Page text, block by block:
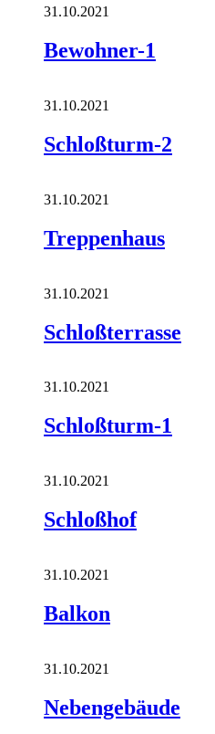
31.10.2021
Bewohner-1
31.10.2021
Schloßturm-2
31.10.2021
Treppenhaus
31.10.2021
Schloßterrasse
31.10.2021
Schloßturm-1
31.10.2021
Schloßhof
31.10.2021
Balkon
31.10.2021
Nebengebäude